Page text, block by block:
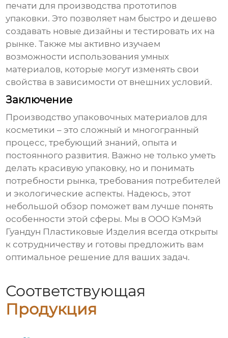
печати для производства прототипов
упаковки. Это позволяет нам быстро и дешево
создавать новые дизайны и тестировать их на
рынке. Также мы активно изучаем
возможности использования умных
материалов, которые могут изменять свои
свойства в зависимости от внешних условий.
Заключение
Производство упаковочных материалов для
косметики – это сложный и многогранный
процесс, требующий знаний, опыта и
постоянного развития. Важно не только уметь
делать красивую упаковку, но и понимать
потребности рынка, требования потребителей
и экологические аспекты. Надеюсь, этот
небольшой обзор поможет вам лучше понять
особенности этой сферы. Мы в ООО КэМэй
Гуандун Пластиковые Изделия всегда открыты
к сотрудничеству и готовы предложить вам
оптимальное решение для ваших задач.
Соответствующая
Продукция